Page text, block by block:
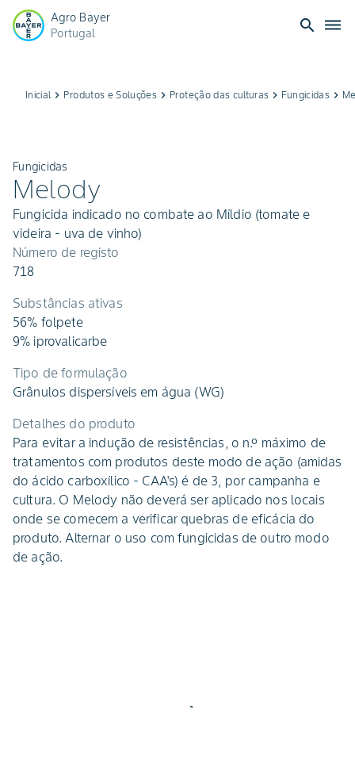
Agro Bayer
Portugal
search dehaze
Inicial keyboard_arrow_right Produtos e Soluções keyboard_arrow_right Proteção das culturas keyboard_arrow_right Fungicidaskeyboard_arrow_right
Fungicidas
Melody
Fungicida indicado no combate ao Míldio (tomate e
videira - uva de vinho)
Número de registo
718
Substâncias ativas
56% folpete
9% iprovalicarbe
Tipo de formulação
Grânulos dispersíveis em água (WG)
Detalhes do produto
Para evitar a indução de resistências, o n.º máximo de
tratamentos com produtos deste modo de ação (amidas
do ácido carboxílico - CAA's) é de 3, por campanha e
cultura. O Melody não deverá ser aplicado nos locais
onde se comecem a verificar quebras de eficácia do
produto. Alternar o uso com fungicidas de outro modo
de ação.